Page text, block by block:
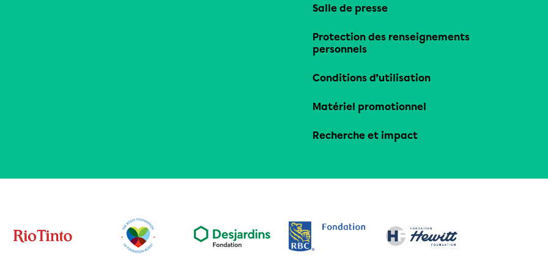
Salle de presse
Protection des renseignements
personnels
Conditions d’utilisation
Matériel promotionnel
Recherche et impact